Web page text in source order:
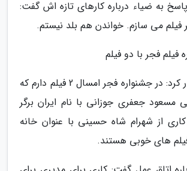
به ضیاء درباره کارهای تازه اش گفت:
فیلم می سازم. خواندن هم بلد نیستم.
فیلم فجر با دو فیلم
هدایتی نیز اظهار کرد: در جشنواره فجر امسال 2 فیلم دارم که
مسعود جعفری جوزانی با نام ایران برگر
از شهرام شاه حسینی با عنوان خانه
های خوبی هستند.